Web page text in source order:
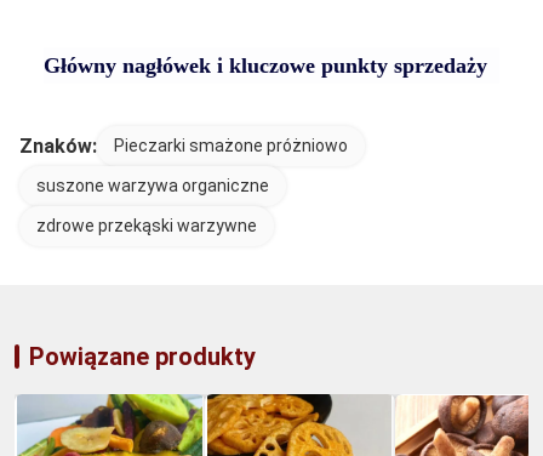
Główny nagłówek i kluczowe punkty sprzedaży
Znaków: Pieczarki smażone próżniowo
suszone warzywa organiczne
zdrowe przekąski warzywne
Powiązane produkty